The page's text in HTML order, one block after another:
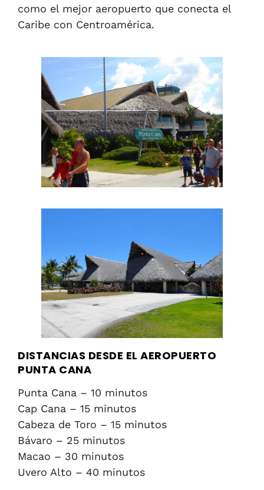
como el mejor aeropuerto que conecta el
Caribe con Centroamérica.
DISTANCIAS DESDE EL AEROPUERTO
PUNTA CANA
Punta Cana – 10 minutos
Cap Cana – 15 minutos
Cabeza de Toro – 15 minutos
Bávaro – 25 minutos
Macao – 30 minutos
Uvero Alto – 40 minutos